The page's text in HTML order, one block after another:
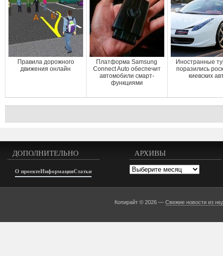
Правила дорожного
движения онлайн
Платформа Samsung
Connect Auto обеспечит
автомобили смарт-
функциями
Иностранные
поразились
киевских
ДОПОЛНИТЕЛЬНО
О проектеИнформацияСтатьи
АРХИВЫ
Архивы
Копирайт © 2026 —Свежие новости из